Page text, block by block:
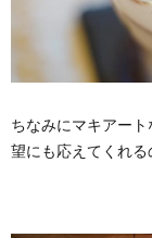
ちなみにマキアー
望にも応えてくれる